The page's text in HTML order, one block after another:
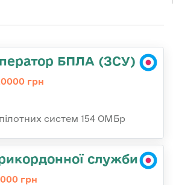
БПЛА (ЗСУ)
грн
систем 154 ОМБр
служби
грн